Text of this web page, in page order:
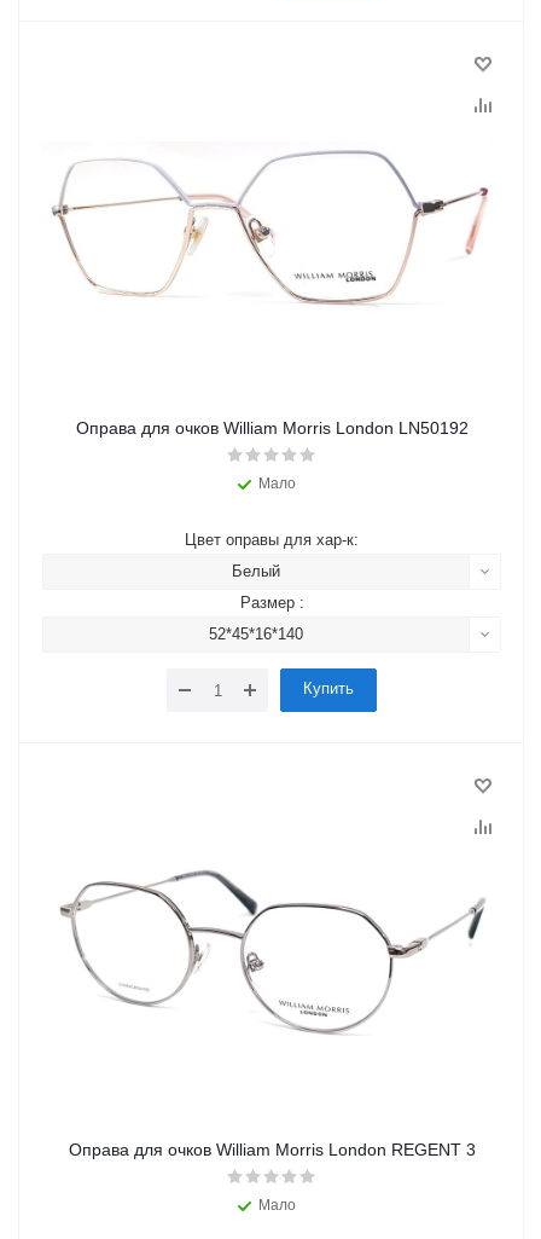
Оправа для очков William Morris London LN50192
Мало
Цвет оправы для хар-к:
Белый
Размер :
52*45*16*140
Купить
Оправа для очков William Morris London REGENT 3
Мало